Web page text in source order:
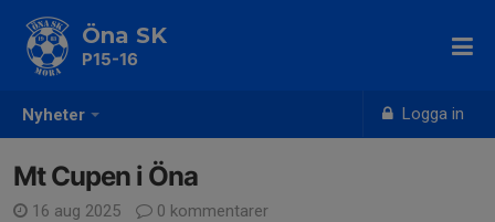
Nyheter Logga in
Öna SK
P15-16
Mt Cupen i Öna
16 aug 2025
0 kommentarer